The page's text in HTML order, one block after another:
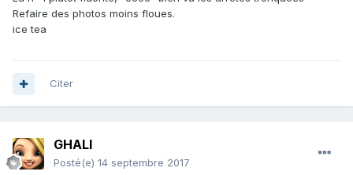
Refaire des photos moins floues.
ice tea
Citer
GHALI
Posté(e) 14 septembre 2017